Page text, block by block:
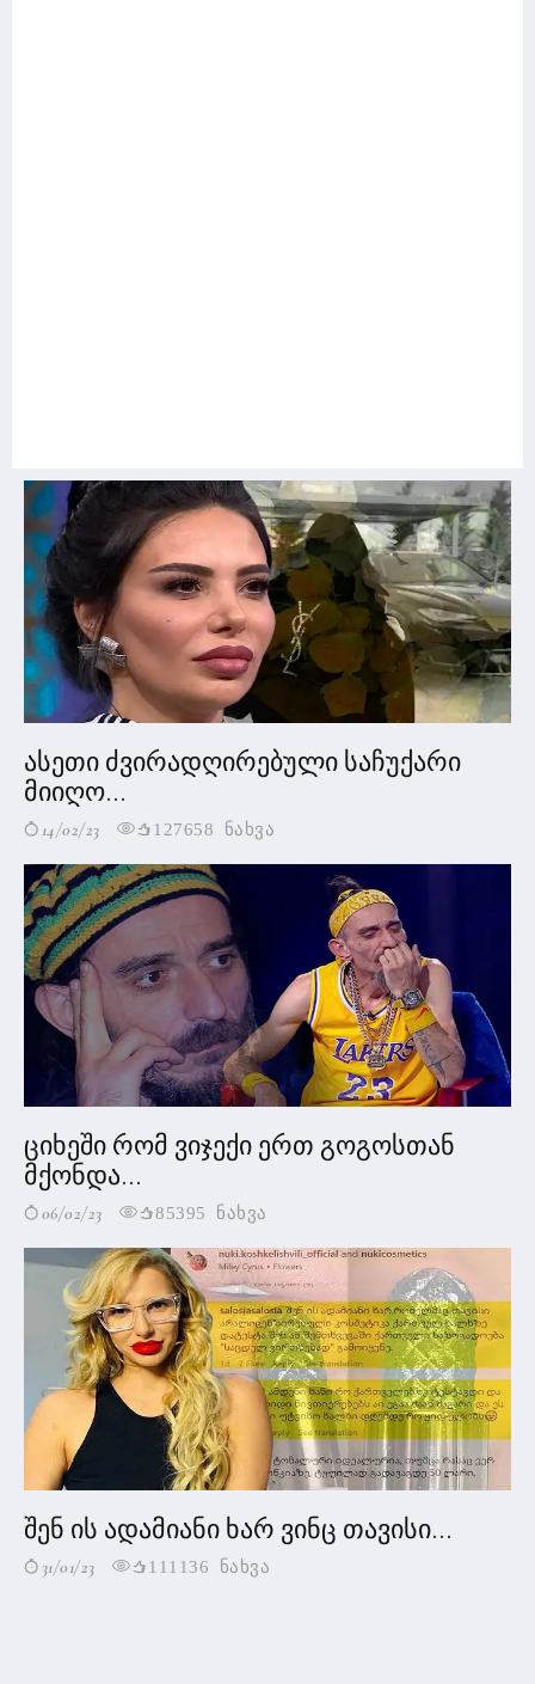
ასეთი ძვირადღირებული საჩუქარი
მიიღო...
14/02/23 127658 ნახვა
ციხეში რომ ვიჯექი ერთ გოგოსთან
მქონდა...
06/02/23 85395 ნახვა
შენ ის ადამიანი ხარ ვინც თავისი...
31/01/23 111136 ნახვა